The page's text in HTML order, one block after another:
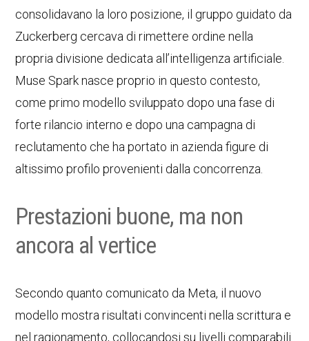
consolidavano la loro posizione, il gruppo guidato da
Zuckerberg cercava di rimettere ordine nella
propria divisione dedicata all’intelligenza artificiale.
Muse Spark nasce proprio in questo contesto,
come primo modello sviluppato dopo una fase di
forte rilancio interno e dopo una campagna di
reclutamento che ha portato in azienda figure di
altissimo profilo provenienti dalla concorrenza.
Prestazioni buone, ma non
ancora al vertice
Secondo quanto comunicato da Meta, il nuovo
modello mostra risultati convincenti nella scrittura e
nel ragionamento, collocandosi su livelli comparabili